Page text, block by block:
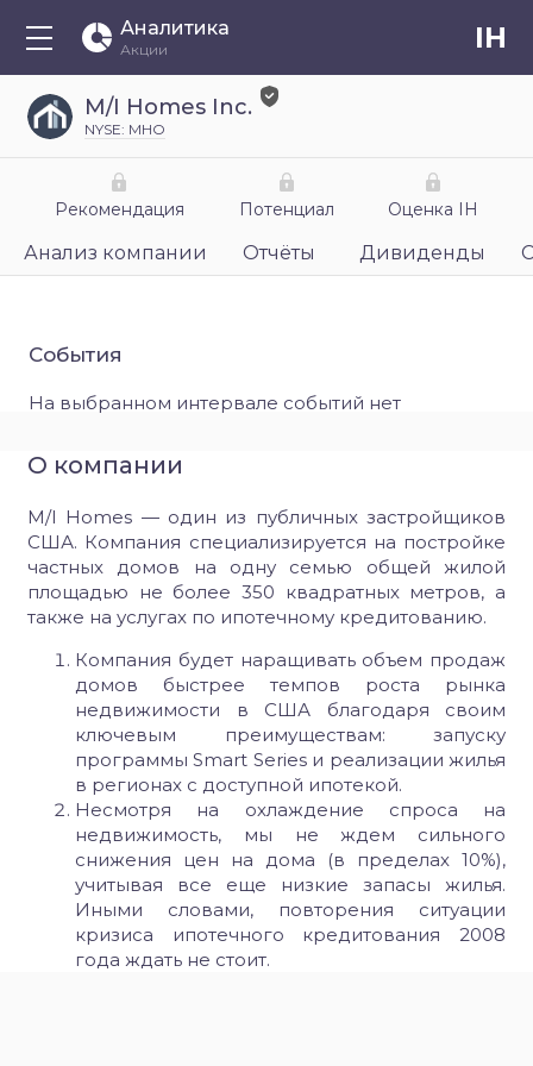
Аналитика
Акции IH
M/I Homes Inc.
NYSE: MHO
Рекомендация Потенциал Оценка IH
Анализ компании Отчёты Дивиденды
События
На выбранном интервале событий нет
О компании
M/I Homes — один из публичных застройщиков
США. Компания специализируется на постройке
частных домов на одну семью общей жилой
площадью не более 350 квадратных метров, а
также на услугах по ипотечному кредитованию.
Компания будет наращивать объем продаж
домов быстрее темпов роста рынка
недвижимости в США благодаря своим
ключевым преимуществам: запуску
программы Smart Series и реализации жилья
в регионах с доступной ипотекой.
Несмотря на охлаждение спроса на
недвижимость, мы не ждем сильного
снижения цен на дома (в пределах 10%),
учитывая все еще низкие запасы жилья.
Иными словами, повторения ситуации
кризиса ипотечного кредитования 2008
года ждать не стоит.